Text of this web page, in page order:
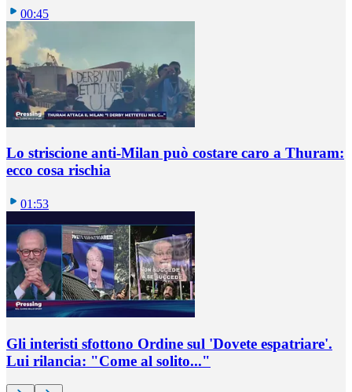
00:45
Lo striscione anti-Milan può costare caro a Thuram:
ecco cosa rischia
01:53
Gli interisti sfottono Ordine sul 'Dovete espatriare'.
Lui rilancia: "Come al solito..."